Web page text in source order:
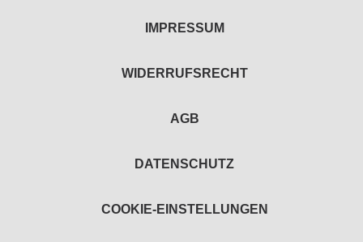
IMPRESSUM
WIDERRUFSRECHT
AGB
DATENSCHUTZ
COOKIE-EINSTELLUNGEN